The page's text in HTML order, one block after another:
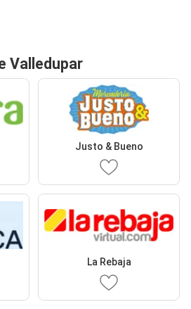
Valledupar
Justo & Bueno
La Rebaja